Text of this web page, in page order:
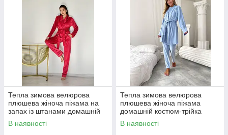
Тепла зимова велюрова
плюшева жіноча піжама на
запах із штанами домашній
костюм колір малиновий
В наявності
Тепла зимова велюрова
плюшева жіноча піжама
домашній костюм-трійка
блакитний
В наявності